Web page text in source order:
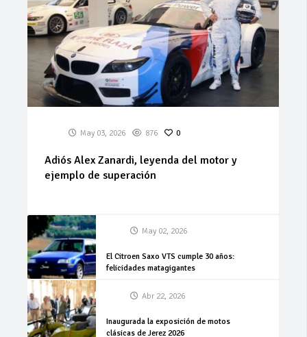
May 03, 2026 876 0
Adiós Alex Zanardi, leyenda del motor y
ejemplo de superación
May 02, 2026
El Citroen Saxo VTS cumple 30 años:
felicidades matagigantes
Abr 22, 2026
Inaugurada la exposición de motos
clásicas de Jerez 2026